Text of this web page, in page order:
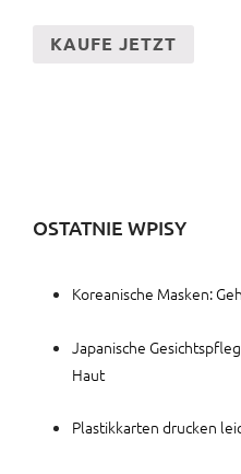
KAUFE JETZT
OSTATNIE WPISY
Koreanische Masken:
Japanische
Haut
Plastikkarten drucken